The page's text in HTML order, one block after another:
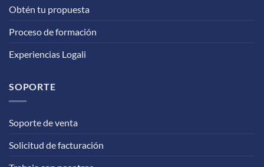
elegir
la
de
Obtén tu propuesta
Proceso de formación
Experiencias Logali
SOPORTE
Soporte de venta
Solicitud de facturación